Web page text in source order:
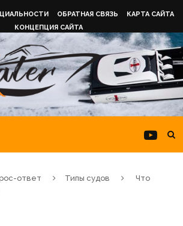
ОБРАТНАЯ СВЯЗЬ
КАРТА САЙТА
КОНЦЕПЦИЯ САЙТА
ответ Типы судов
Что